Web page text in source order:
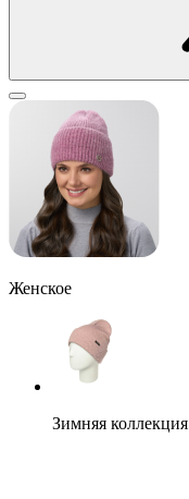
Женское
Зимняя коллекция